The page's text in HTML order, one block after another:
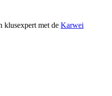
klusexpert met de Karwei